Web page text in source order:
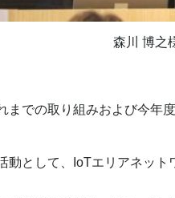
森川 博之
での取り組みおよび今年
として、IoTエリアネット